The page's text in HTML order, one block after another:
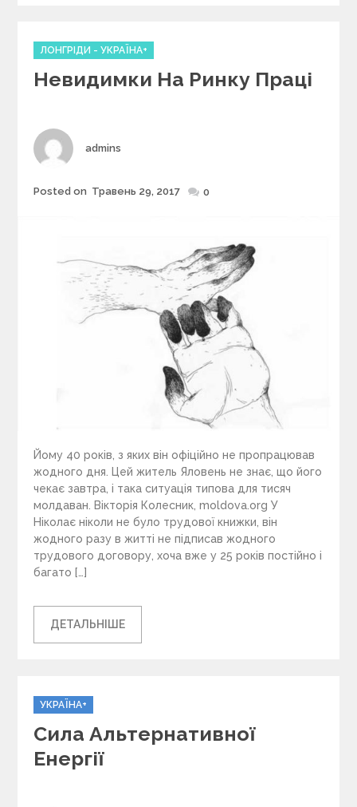
C
a
r
i
s
ЛОНГРІДИ - УКРАЇНА+
Невидимки На Ринку Праці
Author
admins
Posted
Posted on Травень 29, 2017 0
Йому 40 років, з яких він офіційно не пропрацював
жодного дня. Цей житель Яловень не знає, що його
чекає завтра, і така ситуація типова для тисяч
молдаван. Вікторія Колесник, moldova.org У
Ніколає ніколи не було трудової книжки, він
жодного разу в житті не підписав жодного
трудового договору, хоча вже у 25 років постійно і
багато […]
ДЕТАЛЬНІШЕ
C
a
t
e
g
УКРАЇНА+
Сила Альтернативної
Енергії